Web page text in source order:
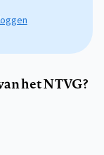
het NTVG?